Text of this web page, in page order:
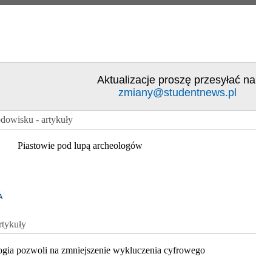
Aktualizacje proszę przesyłać na
zmiany@studentnews.pl
- artykuły
Piastowie pod lupą archeologów
pozwoli na zmniejszenie wykluczenia cyfrowego